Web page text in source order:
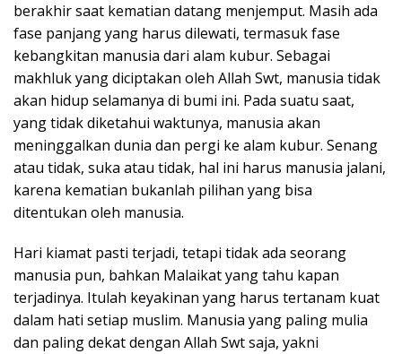
berakhir saat kematian datang menjemput. Masih ada
fase panjang yang harus dilewati, termasuk fase
kebangkitan manusia dari alam kubur. Sebagai
makhluk yang diciptakan oleh Allah Swt, manusia tidak
akan hidup selamanya di bumi ini. Pada suatu saat,
yang tidak diketahui waktunya, manusia akan
meninggalkan dunia dan pergi ke alam kubur. Senang
atau tidak, suka atau tidak, hal ini harus manusia jalani,
karena kematian bukanlah pilihan yang bisa
ditentukan oleh manusia.
Hari kiamat pasti terjadi, tetapi tidak ada seorang
manusia pun, bahkan Malaikat yang tahu kapan
terjadinya. Itulah keyakinan yang harus tertanam kuat
dalam hati setiap muslim. Manusia yang paling mulia
dan paling dekat dengan Allah Swt saja, yakni